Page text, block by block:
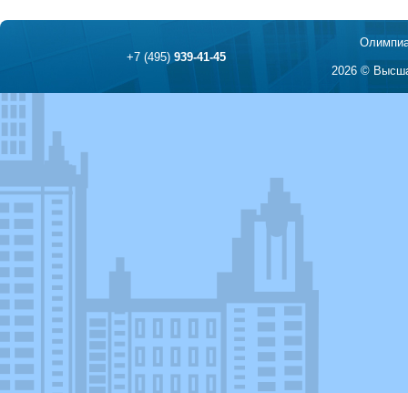
+7 (495)939-41-45
2026 ©